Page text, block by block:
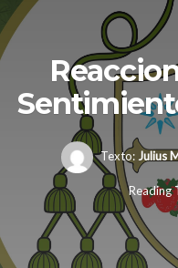
Texto: Julius
Reading